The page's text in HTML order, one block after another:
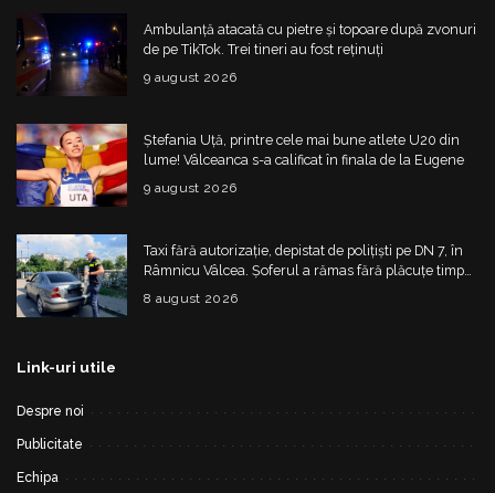
Ambulanță atacată cu pietre și topoare după zvonuri
de pe TikTok. Trei tineri au fost reținuți
9 august 2026
Ștefania Uță, printre cele mai bune atlete U20 din
lume! Vâlceanca s-a calificat în finala de la Eugene
9 august 2026
Taxi fără autorizație, depistat de polițiști pe DN 7, în
Râmnicu Vâlcea. Șoferul a rămas fără plăcuțe timp
de 6 luni
8 august 2026
Link-uri utile
Despre noi
Publicitate
Echipa